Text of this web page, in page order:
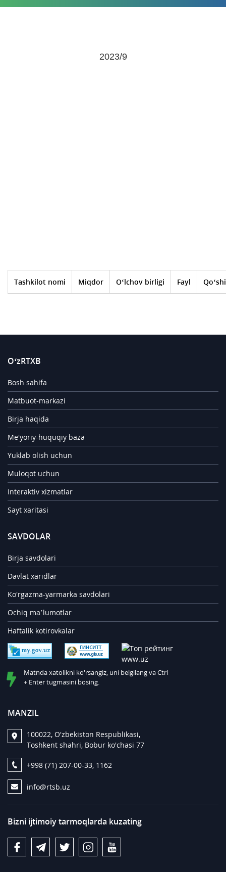
2023/9
Tashkilot nomi Miqdor O‘lchov birligi Fayl
O‘zRTXB
Bosh sahifa
Matbuot-markazi
Birja haqida
Me'yoriy-huquqiy baza
Yuklab olish uchun
Muloqot uchun
Interaktiv xizmatlar
Sayt xaritasi
SAVDOLAR
Birja savdolari
Davlat xaridlar
Ko'rgazma-yarmarka savdolari
Ochiq ma’lumotlar
Haftalik kotirovkalar
Matnda xatolikni ko'rsangiz, uni belgilang va Ctrl
+ Enter tugmasini bosing.
MANZIL
100022, O'zbekiston Respublikasi,
Toshkent shahri, Bobur ko'chasi 77
+998 (71) 207-00-33, 1162
info@rtsb.uz
Bizni ijtimoiy tarmoqlarda kuzating